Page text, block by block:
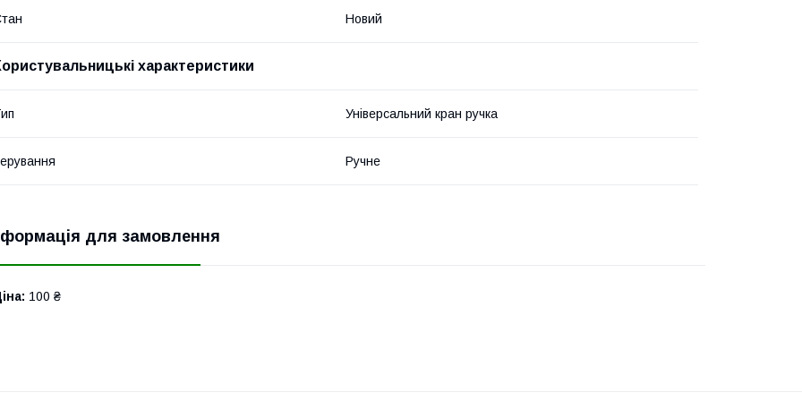
Новий
характеристики
Універсальний кран ручка
Ручне
для замовлення
100 ₴